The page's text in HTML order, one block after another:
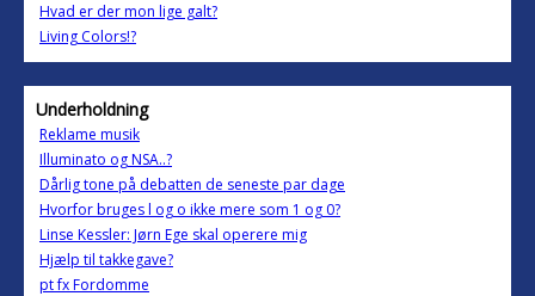
Hvad er der mon lige galt?
Living Colors!?
Underholdning
Reklame musik
Illuminato og NSA..?
Dårlig tone på debatten de seneste par dage
Hvorfor bruges l og o ikke mere som 1 og 0?
Linse Kessler: Jørn Ege skal operere mig
Hjælp til takkegave?
pt fx Fordomme